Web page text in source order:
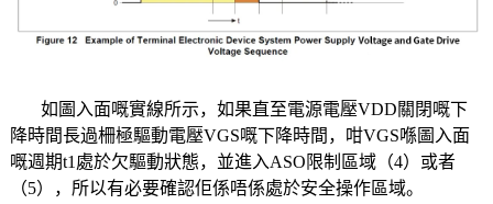
如圖入面嘅實線所示，如果直至電源電壓VDD關閉嘅下
降時間長過柵極驅動電壓VGS嘅下降時間，咁VGS喺圖入面
嘅週期t1處於欠驅動狀態，並進入ASO限制區域（4）或者
（5），所以有必要確認佢係唔係處於安全操作區域。